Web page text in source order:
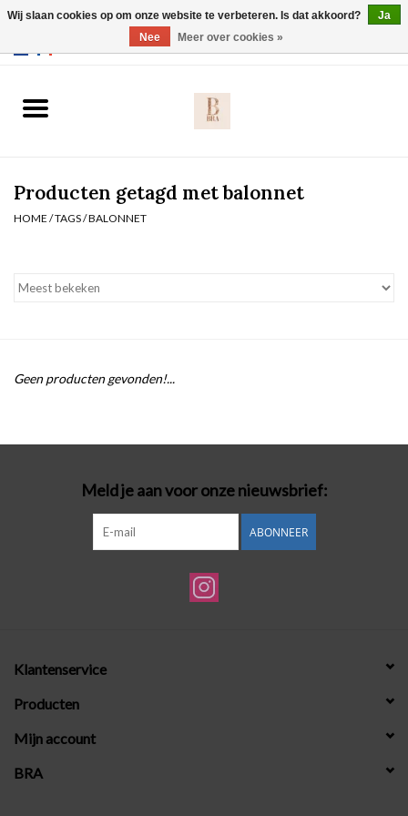
Slip
Nachtmode
Badmode
Lingerie-accessoires
Cadeaubonnen
Producten getagd met balonnet
HOME /TAGS/BALONNET
Geen producten gevonden!...
Meld je aan voor onze nieuwsbrief:
ABONNEER
Klantenservice
Producten
Mijn account
BRA
Wij slaan cookies op om onze website te verbeteren. Is dat akkoord?
Ja
Nee
Meer over cookies »
Webshop werkt met EU maten. .